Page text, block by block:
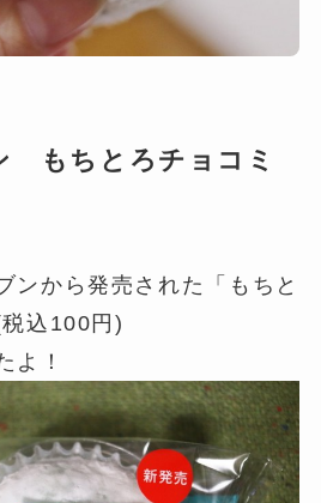
もちとろチョコミ
ンから発売された「もちと
込100円)
よ！